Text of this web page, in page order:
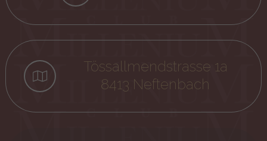
Tössallmendstrasse 1a
8413 Neftenbach